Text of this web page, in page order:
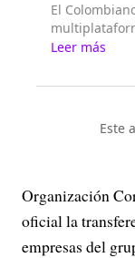
El
existencia.
Antioquia.
Francisco de
la
que provee
Leer más
Este
Organización
oficial la
empresas del